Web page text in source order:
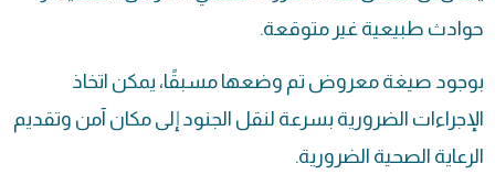
حوادث طبيعية غير متوقعة.
بوجود صيغة معروض تم وضعها مسبقًا، يمكن اتخاذ
الإجراءات الضرورية بسرعة لنقل الجنود إلى مكان آمن وتقديم
الرعاية الصحية الضرورية.